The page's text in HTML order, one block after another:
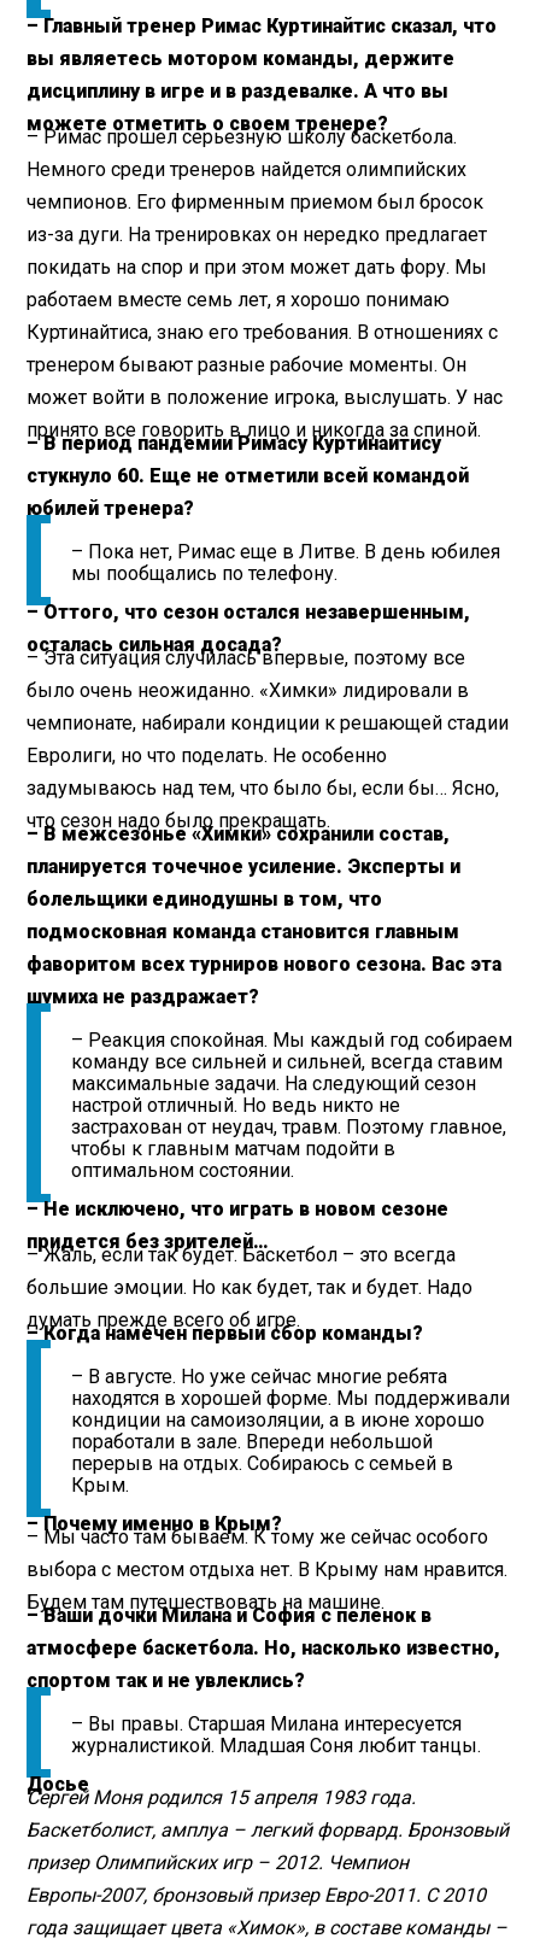
– Главный тренер Римас Куртинайтис сказал, что
вы являетесь мотором команды, держите
дисциплину в игре и в раздевалке. А что вы
можете отметить о своем тренере?
– Римас прошел серьезную школу баскетбола.
Немного среди тренеров найдется олимпийских
чемпионов. Его фирменным приемом был бросок
из-за дуги. На тренировках он нередко предлагает
покидать на спор и при этом может дать фору. Мы
работаем вместе семь лет, я хорошо понимаю
Куртинайтиса, знаю его требования. В отношениях с
тренером бывают разные рабочие моменты. Он
может войти в положение игрока, выслушать. У нас
принято все говорить в лицо и никогда за спиной.
– В период пандемии Римасу Куртинайтису
стукнуло 60. Еще не отметили всей командой
юбилей тренера?
– Пока нет, Римас еще в Литве. В день юбилея
мы пообщались по телефону.
– Оттого, что сезон остался незавершенным,
осталась сильная досада?
– Эта ситуация случилась впервые, поэтому все
было очень неожиданно. «Химки» лидировали в
чемпионате, набирали кондиции к решающей стадии
Евролиги, но что поделать. Не особенно
задумываюсь над тем, что было бы, если бы… Ясно,
что сезон надо было прекращать.
– В межсезонье «Химки» сохранили состав,
планируется точечное усиление. Эксперты и
болельщики единодушны в том, что
подмосковная команда становится главным
фаворитом всех турниров нового сезона. Вас эта
шумиха не раздражает?
– Реакция спокойная. Мы каждый год собираем
команду все сильней и сильней, всегда ставим
максимальные задачи. На следующий сезон
настрой отличный. Но ведь никто не
застрахован от неудач, травм. Поэтому главное,
чтобы к главным матчам подойти в
оптимальном состоянии.
– Не исключено, что играть в новом сезоне
придется без зрителей…
– Жаль, если так будет. Баскетбол – это всегда
большие эмоции. Но как будет, так и будет. Надо
думать прежде всего об игре.
– Когда намечен первый сбор команды?
– В августе. Но уже сейчас многие ребята
находятся в хорошей форме. Мы поддерживали
кондиции на самоизоляции, а в июне хорошо
поработали в зале. Впереди небольшой
перерыв на отдых. Собираюсь с семьей в
Крым.
– Почему именно в Крым?
– Мы часто там бываем. К тому же сейчас особого
выбора с местом отдыха нет. В Крыму нам нравится.
Будем там путешествовать на машине.
– Ваши дочки Милана и София с пеленок в
атмосфере баскетбола. Но, насколько известно,
спортом так и не увлеклись?
– Вы правы. Старшая Милана интересуется
журналистикой. Младшая Соня любит танцы.
Досье
Сергей Моня родился 15 апреля 1983 года.
Баскетболист, амплуа – легкий форвард. Бронзовый
призер Олимпийских игр – 2012. Чемпион
Европы-2007, бронзовый призер Евро-2011. С 2010
года защищает цвета «Химок», в составе команды –